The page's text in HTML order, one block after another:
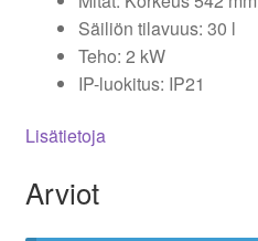
Säiliön tilavuus: 30 l
Teho: 2 kW
IP-luokitus: IP21
Lisätietoja
Arviot